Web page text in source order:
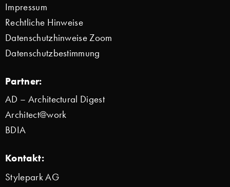
Impressum
Rechtliche Hinweise
Datenschutzhinweise Zoom
Datenschutzbestimmung
Partner:
AD – Architectural Digest
Architect@work
BDIA
Kontakt:
Stylepark AG